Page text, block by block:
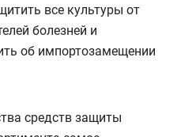
все культуры от
болезней и
об импортозамещении
средств защиты